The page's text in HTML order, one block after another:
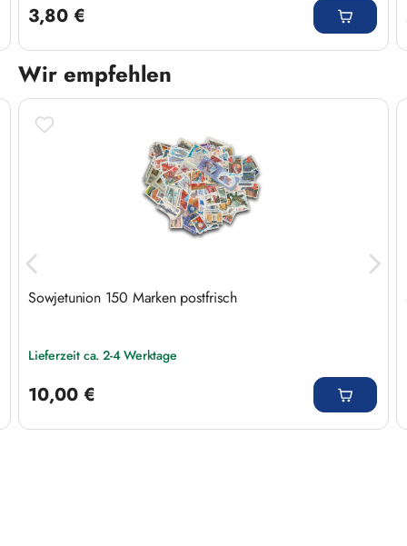
3,80 €
Wir empfehlen
Produktgalerie überspringen
Sowjetunion 150 Marken postfrisch
Lieferzeit ca. 2-4 Werktage
10,00 €